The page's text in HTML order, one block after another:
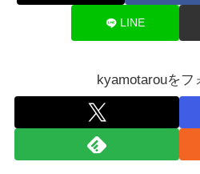
LINE
kyamotarouをフ